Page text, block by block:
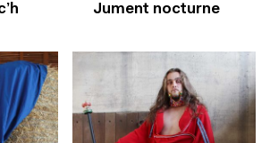
Jument nocturne